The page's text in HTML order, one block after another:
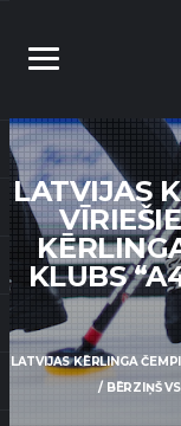
LATVIJAS
KLUBS
LATVIJAS KĒRLINGA
/ BĒRZIŅŠ